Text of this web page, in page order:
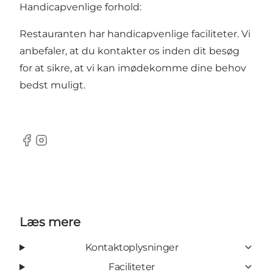
Handicapvenlige forhold:
Restauranten har handicapvenlige faciliteter. Vi
anbefaler, at du kontakter os inden dit besøg
for at sikre, at vi kan imødekomme dine behov
bedst muligt.
Facebook
Instagram
Læs mere
Kontaktoplysninger
Faciliteter